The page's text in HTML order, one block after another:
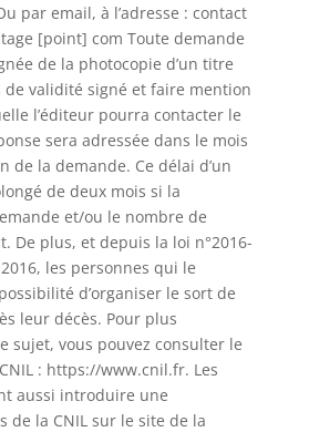
par email, à l’adresse : contact
[point] com Toute demande
de la photocopie d’un titre
de validité signé et faire mention
l’éditeur pourra contacter le
sera adressée dans le mois
de la demande. Ce délai d’un
de deux mois si la
et/ou le nombre de
De plus, et depuis la loi n°2016-
les personnes qui le
d’organiser le sort de
leur décès. Pour plus
sujet, vous pouvez consulter le
: https://www.cnil.fr. Les
aussi introduire une
de la CNIL sur le site de la